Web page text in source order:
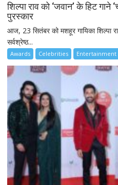
शिल्पा राव को ‘जवान’ के हिट गाने
पुरस्कार
आज, 23 सितंबर को मशहूर गायिका शिल्पा
सर्वश्रेष्ठ...
Awards Celebrities Entertainment